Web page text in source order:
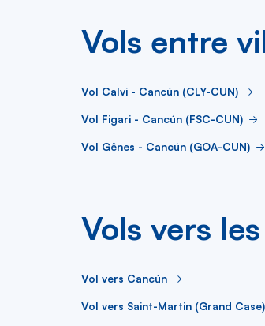
Vols entre
Vol Calvi - Cancún (CLY-CUN)
Vol Figari - Cancún (FSC-CUN)
Vol Gênes - Cancún (GOA-CUN)
Vols vers
Vol vers Cancún
Vol vers Saint-Martin (Grand Case)